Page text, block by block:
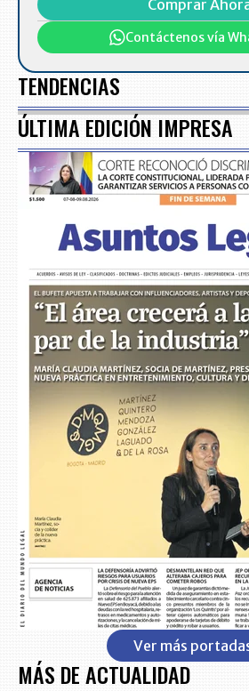
Comprar
Contáctenos vía
TENDENCIAS
ÚLTIMA EDICIÓN IMPRESA
Ver más
MÁS DE ACTUALIDAD